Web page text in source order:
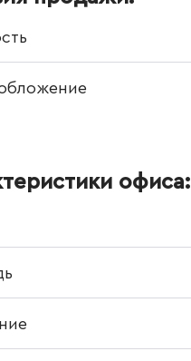
офиса: